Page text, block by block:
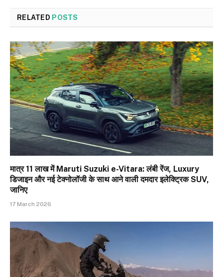
RELATED POSTS
मात्र ₹11 लाख में Maruti Suzuki e-Vitara: लंबी रेंज, Luxury
डिजाइन और नई टेक्नोलॉजी के साथ आने वाली दमदार इलेक्ट्रिक SUV,
जानिए
17 March 2026